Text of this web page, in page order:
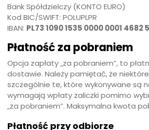
Bank Spółdzielczy (KONTO EURO)
Kod BIC/SWIFT: POLUPLPR
IBAN: PL73 1090 1535 0000 0001 4682
Płatność za pobraniem
Opcja zapłaty „za pobraniem”, to
dostawie. Należy pamiętać, że
szczególnie te, które wykonywane są
wymagają wpłaty zaliczki pomimo
„za pobraniem”. Maksymalna kwota
Płatność przy odbiorze